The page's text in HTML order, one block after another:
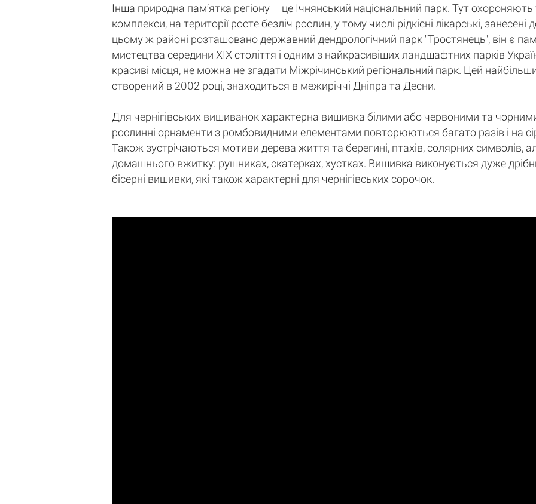
Інша природна пам’ятка регіону – це Ічнянський національний парк. Тут охороняють
комплекси, на території росте безліч рослин, у тому числі рідкісні лікарські,
цьому ж районі розташовано державний дендрологічний парк "Тростянець", він є
мистецтва середини XIX століття і одним з найкрасивіших ландшафтних парків
красиві місця, не можна не згадати Міжрічинський регіональний парк. Цей
створений в 2002 році, знаходиться в межиріччі Дніпра та Десни.
Для чернігівських вишиванок характерна вишивка білими або червоними та
рослинні орнаменти з ромбовидними елементами повторюються багато разів і на
Також зустрічаються мотиви дерева життя та берегині, птахів, солярних символів,
домашнього вжитку: рушниках, скатерках, хустках. Вишивка виконується дуже
бісерні вишивки, які також характерні для чернігівських сорочок.